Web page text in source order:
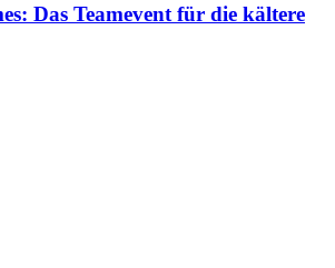
Das Teamevent für die kältere